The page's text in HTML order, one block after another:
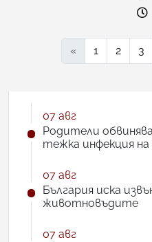
« 1 2 3
07 авг
Родители
тежка инфекция
07 авг
България иска
животновъдите
07 авг